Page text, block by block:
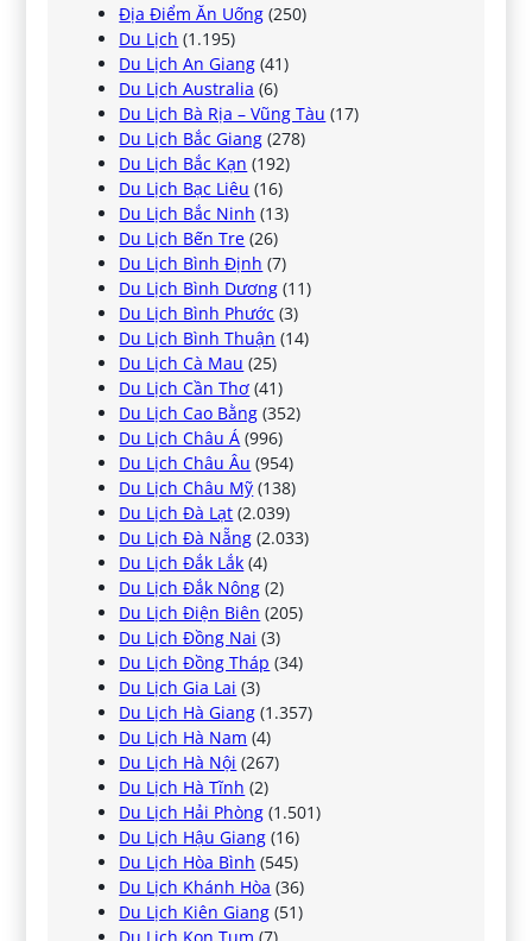
Địa Điểm Ăn Uống (250)
Du Lịch (1.195)
Du Lịch An Giang (41)
Du Lịch Australia (6)
Du Lịch Bà Rịa – Vũng Tàu (17)
Du Lịch Bắc Giang (278)
Du Lịch Bắc Kạn (192)
Du Lịch Bạc Liêu (16)
Du Lịch Bắc Ninh (13)
Du Lịch Bến Tre (26)
Du Lịch Bình Định (7)
Du Lịch Bình Dương (11)
Du Lịch Bình Phước (3)
Du Lịch Bình Thuận (14)
Du Lịch Cà Mau (25)
Du Lịch Cần Thơ (41)
Du Lịch Cao Bằng (352)
Du Lịch Châu Á (996)
Du Lịch Châu Âu (954)
Du Lịch Châu Mỹ (138)
Du Lịch Đà Lạt (2.039)
Du Lịch Đà Nẵng (2.033)
Du Lịch Đắk Lắk (4)
Du Lịch Đắk Nông (2)
Du Lịch Điện Biên (205)
Du Lịch Đồng Nai (3)
Du Lịch Đồng Tháp (34)
Du Lịch Gia Lai (3)
Du Lịch Hà Giang (1.357)
Du Lịch Hà Nam (4)
Du Lịch Hà Nội (267)
Du Lịch Hà Tĩnh (2)
Du Lịch Hải Phòng (1.501)
Du Lịch Hậu Giang (16)
Du Lịch Hòa Bình (545)
Du Lịch Khánh Hòa (36)
Du Lịch Kiên Giang (51)